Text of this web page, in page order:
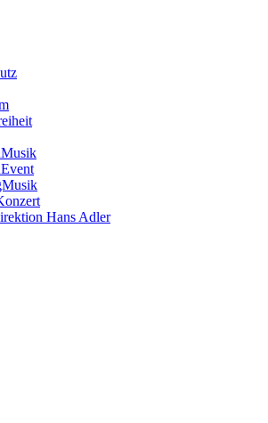
Hans Adler